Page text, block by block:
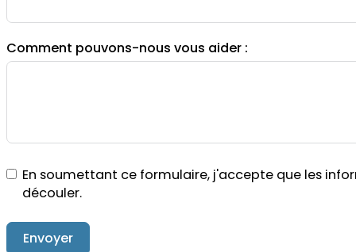
Comment pouvons-nous vous aider :
En soumettant ce formulaire, j'accepte que les
découler.
Envoyer